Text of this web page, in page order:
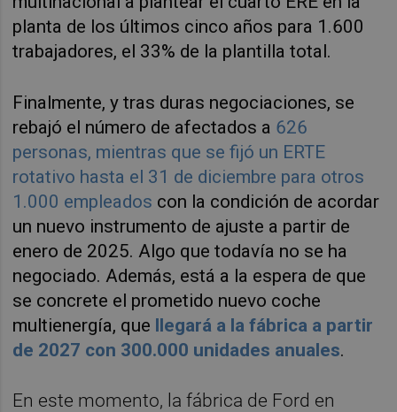
planta de los últimos cinco años para 1.600
trabajadores, el 33% de la plantilla total.
Finalmente, y tras duras negociaciones, se
rebajó el número de afectados a 626
personas, mientras que se fijó un ERTE
rotativo hasta el 31 de diciembre para otros
1.000 empleados con la condición de acordar
un nuevo instrumento de ajuste a partir de
enero de 2025. Algo que todavía no se ha
negociado. Además, está a la espera de que
se concrete el prometido nuevo coche
multienergía, que llegará a la fábrica a partir
de 2027 con 300.000 unidades anuales.
En este momento, la fábrica de Ford en